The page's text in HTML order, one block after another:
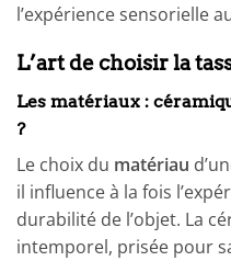
l’expérience sensorielle
L’art de choisir la
Les matériaux :
?
Le choix du matériau
il influence à la fois
durabilité de l’objet. La
intemporel, prisée pour